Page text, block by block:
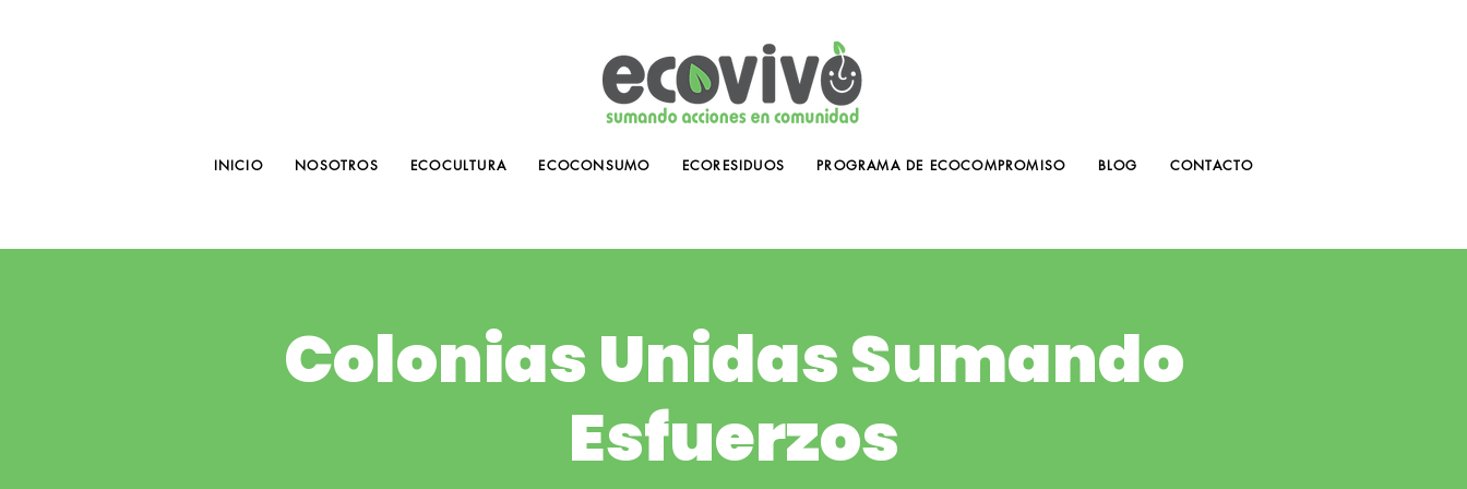
INICIO NOSOTROS ECOCULTURA ECOCONSUMO ECORESIDUOS PROGRAMA DE ECOCOMPROMISO BLOG CONTACTO
Colonias Unidas Sumando
Esfuerzos